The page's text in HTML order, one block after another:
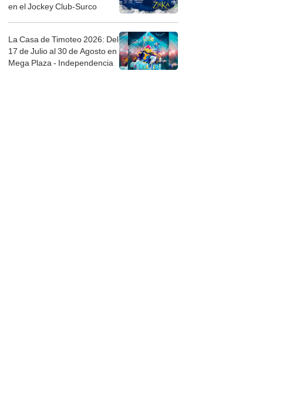
en el Jockey Club-Surco
La Casa de Timoteo 2026: Del
17 de Julio al 30 de Agosto en
Mega Plaza - Independencia